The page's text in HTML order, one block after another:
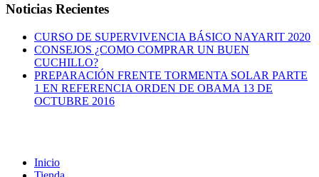
Noticias Recientes
CURSO DE SUPERVIVENCIA BÁSICO NAYARIT 2020
CONSEJOS ¿COMO COMPRAR UN BUEN
CUCHILLO?
PREPARACIÓN FRENTE TORMENTA SOLAR PARTE
1 EN REFERENCIA ORDEN DE OBAMA 13 DE
OCTUBRE 2016
Inicio